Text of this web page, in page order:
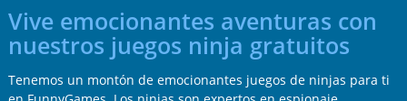
Vive emocionantes aventuras con
nuestros juegos ninja gratuitos
Tenemos un montón de emocionantes juegos de ninjas para ti